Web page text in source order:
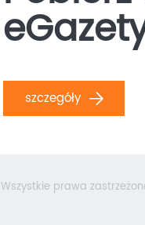
szczegóły
Wszystkie prawa